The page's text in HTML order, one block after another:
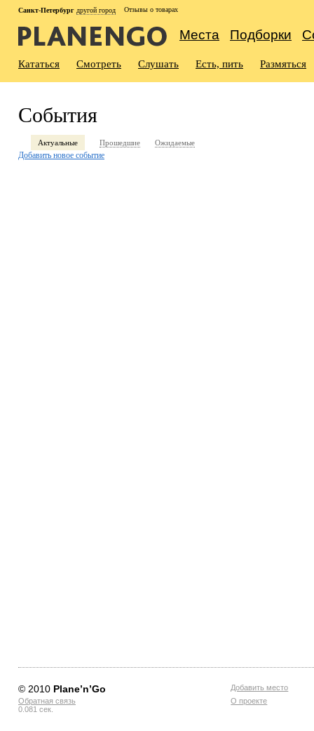
Санкт-Петербург другой город Отзывы о товарах
Места Подборки
Кататься Смотреть Слушать Есть, пить Размяться
События
Актуальные Прошедшие Ожидаемые
Добавить новое событие
© 2010 Planе’n’Go
Обратная связь
0.081 сек.
Добавить место
О проекте